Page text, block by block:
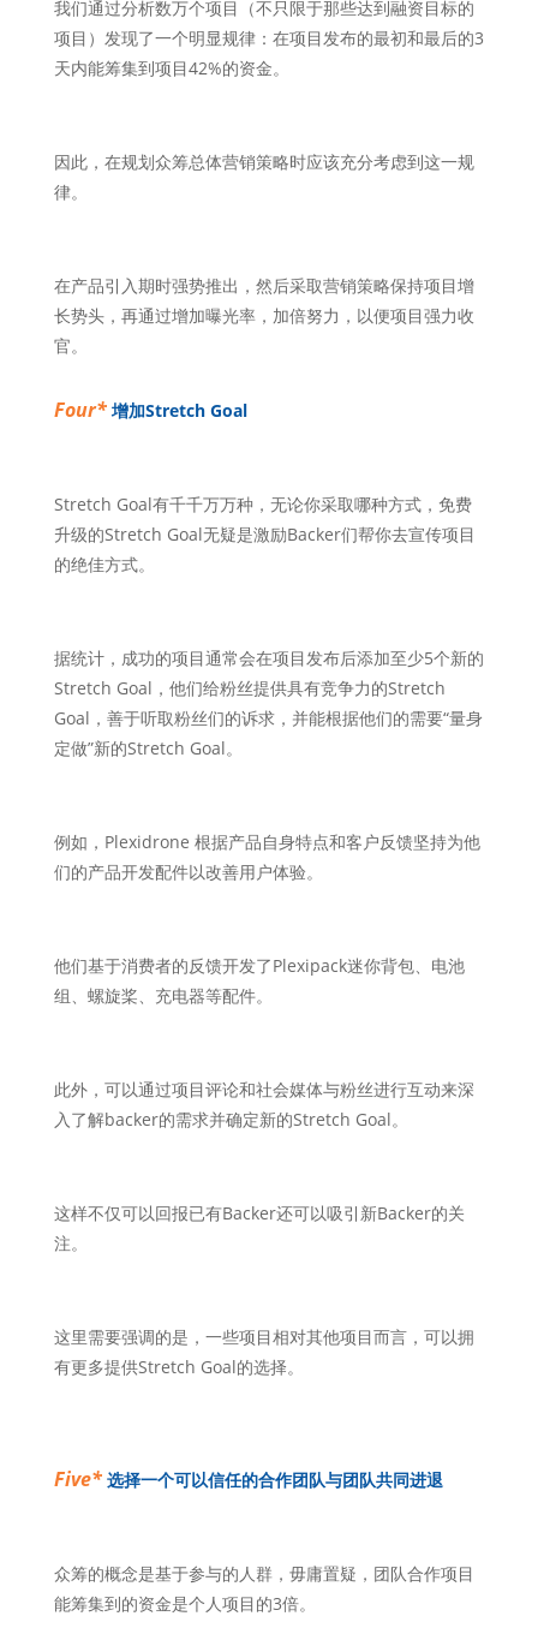
我们通过分析数万个项目（不只限于那些达到融资目标的
项目）发现了一个明显规律：在项目发布的最初和最后的3
天内能筹集到项目42%的资金。
因此，在规划众筹总体营销策略时应该充分考虑到这一规
律。
在产品引入期时强势推出，然后采取营销策略保持项目增
长势头，再通过增加曝光率，加倍努力，以便项目强力收
官。
Four*增加Stretch Goal
Stretch Goal有千千万万种，无论你采取哪种方式，免费
升级的Stretch Goal无疑是激励Backer们帮你去宣传项目
的绝佳方式。
据统计，成功的项目通常会在项目发布后添加至少5个新的
Stretch Goal，他们给粉丝提供具有竞争力的Stretch
Goal，善于听取粉丝们的诉求，并能根据他们的需要“量身
定做”新的Stretch Goal。
例如，Plexidrone 根据产品自身特点和客户反馈坚持为他
们的产品开发配件以改善用户体验。
他们基于消费者的反馈开发了Plexipack迷你背包、电池
组、螺旋桨、充电器等配件。
此外，可以通过项目评论和社会媒体与粉丝进行互动来深
入了解backer的需求并确定新的Stretch Goal。
这样不仅可以回报已有Backer还可以吸引新Backer的关
注。
这里需要强调的是，一些项目相对其他项目而言，可以拥
有更多提供Stretch Goal的选择。
Five*选择一个可以信任的合作团队与团队共同进退
众筹的概念是基于参与的人群，毋庸置疑，团队合作项目
能筹集到的资金是个人项目的3倍。